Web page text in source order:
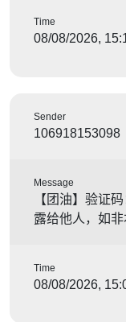
Time
08/08/2026,
Sender
106918153098
Message
【团油】验证
露给他人，如非
Time
08/08/2026,